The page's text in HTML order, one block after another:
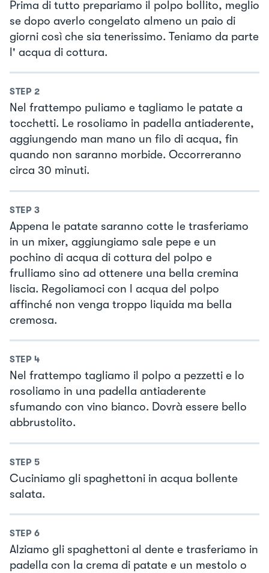
Prima di tutto prepariamo il polpo bollito, meglio
se dopo averlo congelato almeno un paio di
giorni così che sia tenerissimo. Teniamo da parte
l' acqua di cottura.
STEP 2
Nel frattempo puliamo e tagliamo le patate a
tocchetti. Le rosoliamo in padella antiaderente,
aggiungendo man mano un filo di acqua, fin
quando non saranno morbide. Occorreranno
circa 30 minuti.
STEP 3
Appena le patate saranno cotte le trasferiamo
in un mixer, aggiungiamo sale pepe e un
pochino di acqua di cottura del polpo e
frulliamo sino ad ottenere una bella cremina
liscia. Regoliamoci con l acqua del polpo
affinché non venga troppo liquida ma bella
cremosa.
STEP 4
Nel frattempo tagliamo il polpo a pezzetti e lo
rosoliamo in una padella antiaderente
sfumando con vino bianco. Dovrà essere bello
abbrustolito.
STEP 5
Cuciniamo gli spaghettoni in acqua bollente
salata.
STEP 6
Alziamo gli spaghettoni al dente e trasferiamo in
padella con la crema di patate e un mestolo o